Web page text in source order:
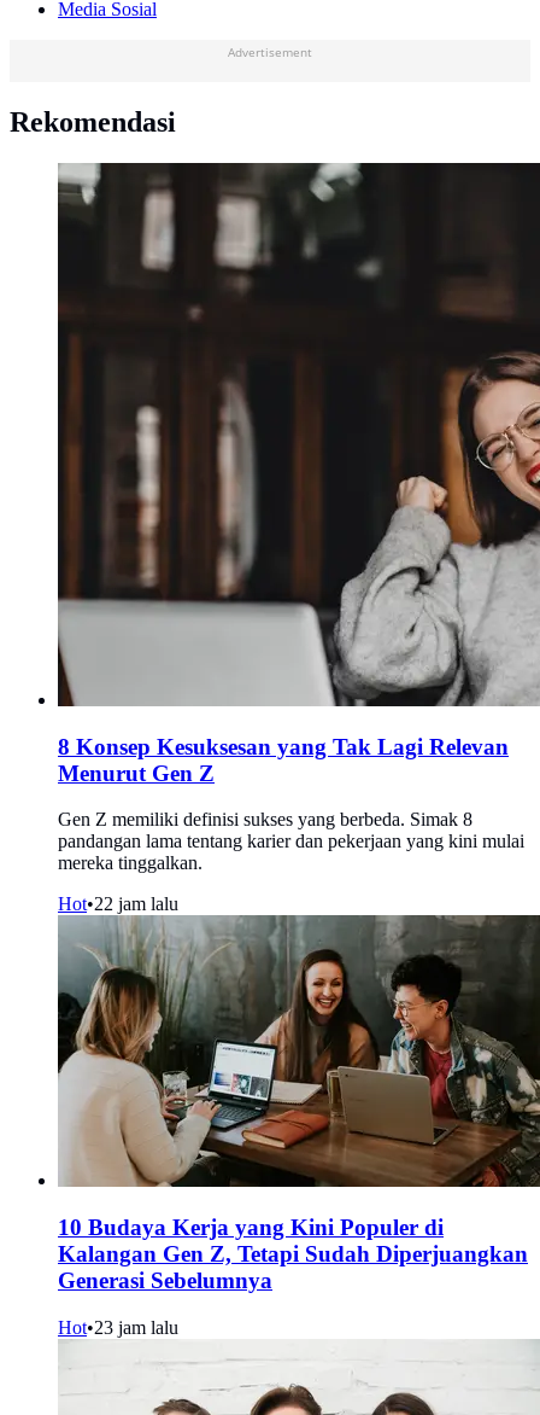
Media Sosial
Advertisement
Rekomendasi
8 Konsep Kesuksesan yang Tak Lagi Relevan
Menurut Gen Z
Gen Z memiliki definisi sukses yang berbeda. Simak 8
pandangan lama tentang karier dan pekerjaan yang kini mulai
mereka tinggalkan.
Hot•22 jam lalu
10 Budaya Kerja yang Kini Populer di
Kalangan Gen Z, Tetapi Sudah Diperjuangkan
Generasi Sebelumnya
Hot•23 jam lalu